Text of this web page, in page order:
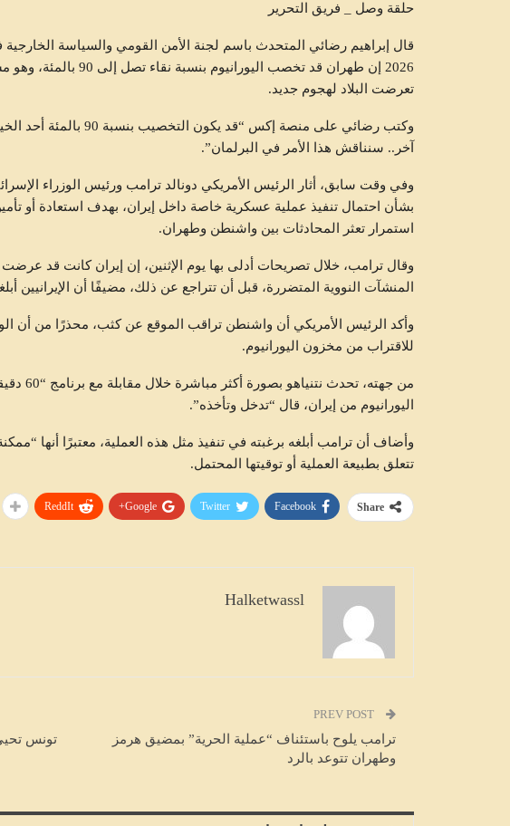
حلقة وصل _ فريق التحرير
2026 إن طهران ‌قد ‌تخصب
⁠تعرضت ‌البلاد لهجوم جديد.
وكتب ⁠رضائي على منصة ⁠إكس
آخر.. سنناقش ​هذا الأمر ‌في البرلمان”.
وفي وقت سابق، أثار الرئيس الأمريكي دونالد ترامب ورئيس الوزراء
بشأن احتمال تنفيذ عملية عسكرية خاصة داخل إيران، بهدف استعادة أو
استمرار تعثر المحادثات بين واشنطن وطهران.
وقال ترامب، خلال تصريحات أدلى بها يوم الإثنين، إن إيران كانت قد عرضت
المنشآت النووية المتضررة، قبل أن تتراجع عن ذلك، مضيفًا أن الإيرانيين
وأكد الرئيس الأمريكي أن واشنطن تراقب الموقع عن كثب، محذرًا من أن
للاقتراب من مخزون اليورانيوم.
من
اليورانيوم من إيران، قال “تدخل وتأخذه”.
وأضاف أن ترامب أبلغه برغبته في تنفيذ مثل هذه العملية، معتبرًا أنها
تتعلق بطبيعة العملية أو توقيتها المحتمل.
Share
Facebook
Twitter
Google+
ReddIt
Halketwassl
ترامب يلوح باستئناف “عملية الحرية” بمضيق هرمز
وطهران تتوعد بالرد
تونس تحيي